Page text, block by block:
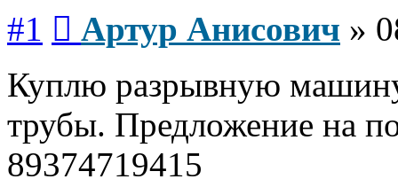
#1 Артур Анисович »
Куплю разрывную
трубы. Предложение на
89374719415